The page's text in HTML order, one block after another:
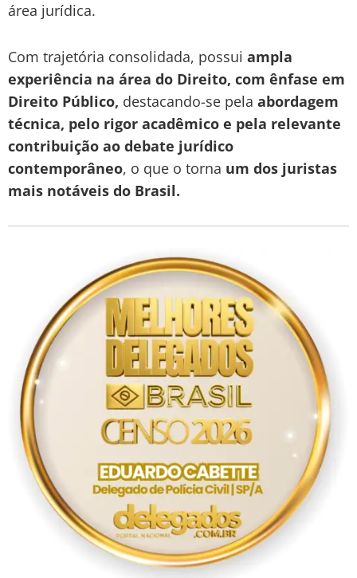
área jurídica.
Com trajetória consolidada, possui ampla
experiência na área do Direito, com ênfase em
Direito Público, destacando-se pela abordagem
técnica, pelo rigor acadêmico e pela relevante
contribuição ao debate jurídico
contemporâneo, o que o torna um dos juristas
mais notáveis do Brasil.